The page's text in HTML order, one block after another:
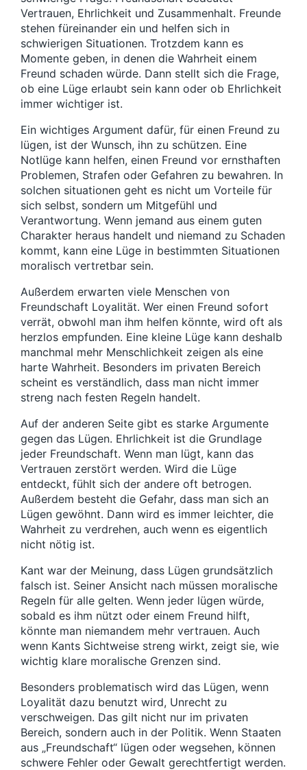
m g
:
r
a
g
:
Vertrauen, Ehrlichkeit und Zusammenhalt. Freunde
stehen füreinander ein und helfen sich in
schwierigen Situationen. Trotzdem kann es
Momente geben, in denen die Wahrheit einem
Freund schaden würde. Dann stellt sich die Frage,
ob eine Lüge erlaubt sein kann oder ob Ehrlichkeit
immer wichtiger ist.
Ein wichtiges Argument dafür, für einen Freund zu
lügen, ist der Wunsch, ihn zu schützen. Eine
Notlüge kann helfen, einen Freund vor ernsthaften
Problemen, Strafen oder Gefahren zu bewahren. In
solchen situationen geht es nicht um Vorteile für
sich selbst, sondern um Mitgefühl und
Verantwortung. Wenn jemand aus einem guten
Charakter heraus handelt und niemand zu Schaden
kommt, kann eine Lüge in bestimmten Situationen
moralisch vertretbar sein.
Außerdem erwarten viele Menschen von
Freundschaft Loyalität. Wer einen Freund sofort
verrät, obwohl man ihm helfen könnte, wird oft als
herzlos empfunden. Eine kleine Lüge kann deshalb
manchmal mehr Menschlichkeit zeigen als eine
harte Wahrheit. Besonders im privaten Bereich
scheint es verständlich, dass man nicht immer
streng nach festen Regeln handelt.
Auf der anderen Seite gibt es starke Argumente
gegen das Lügen. Ehrlichkeit ist die Grundlage
jeder Freundschaft. Wenn man lügt, kann das
Vertrauen zerstört werden. Wird die Lüge
entdeckt, fühlt sich der andere oft betrogen.
Außerdem besteht die Gefahr, dass man sich an
Lügen gewöhnt. Dann wird es immer leichter, die
Wahrheit zu verdrehen, auch wenn es eigentlich
nicht nötig ist.
Kant war der Meinung, dass Lügen grundsätzlich
falsch ist. Seiner Ansicht nach müssen moralische
Regeln für alle gelten. Wenn jeder lügen würde,
sobald es ihm nützt oder einem Freund hilft,
könnte man niemandem mehr vertrauen. Auch
wenn Kants Sichtweise streng wirkt, zeigt sie, wie
wichtig klare moralische Grenzen sind.
Besonders problematisch wird das Lügen, wenn
Loyalität dazu benutzt wird, Unrecht zu
verschweigen. Das gilt nicht nur im privaten
Bereich, sondern auch in der Politik. Wenn Staaten
aus „Freundschaft“ lügen oder wegsehen, können
schwere Fehler oder Gewalt gerechtfertigt werden.